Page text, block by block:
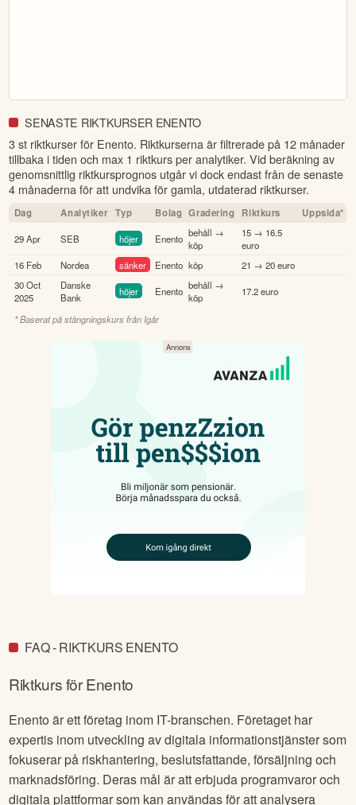
SENASTE RIKTKURSER ENENTO
3 st riktkurser för Enento. Riktkurserna är filtrerade på 12 månader
tillbaka i tiden och max 1 riktkurs per analytiker. Vid beräkning av
genomsnittlig riktkursprognos utgår vi dock endast från de senaste
4 månaderna för att undvika för gamla, utdaterad riktkurser.
Dag Analytiker Typ Bolag Gradering Riktkurs Uppsida*
29 Apr SEB höjer Enento behåll →
köp
15 → 16.5
euro
16 Feb
Nordea sänker Enento köp
21 → 20 euro
30 Oct
2025
Danske
Bank
höjer Enento behåll →
köp
17.2 euro
* Baserat på stängningskurs från Igår
FAQ - RIKTKURS ENENTO
Riktkurs förEnento
Enento är ett företag inom IT-branschen. Företaget har
expertis inom utveckling av digitala informationstjänster som
fokuserar på riskhantering, beslutsfattande, försäljning och
marknadsföring. Deras mål är att erbjuda programvaror och
digitala plattformar som kan användas för att analysera